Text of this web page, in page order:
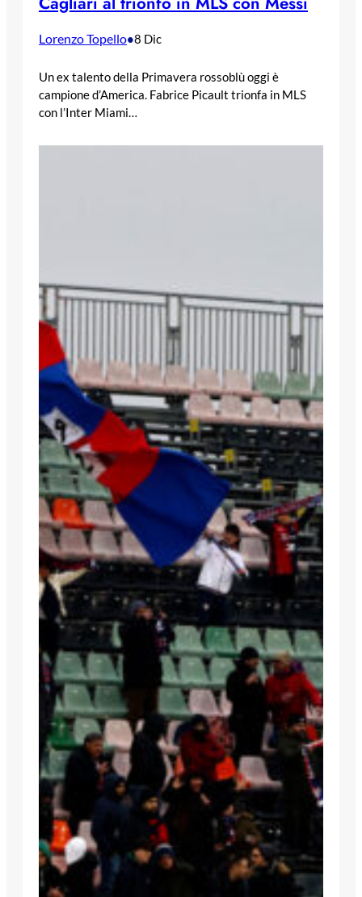
Lorenzo Topello•8 Dic
Un ex talento della Primavera rossoblù oggi è
campione d’America. Fabrice Picault trionfa in MLS
con l’Inter Miami…